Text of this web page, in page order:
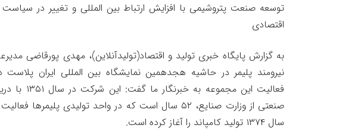
توسعه صنعت پتروشیمی با افزایش ارتباط بین المللی و تغییر در
اقتصادی
به گزارش پایگاه خبری تولید و اقتصاد(تولیدآنلاین)، مهدی پورقاضی
نیرومند پلیمر در حاشیه هجدهمین نمایشگاه بین المللی ایران
فعالیت این مجموعه به
صنعتی از وزارت صنایع، ۵۲ سال است که در واحد تولیدی پلیمرها
سال ۱۳۷۴ تولید کامپاند را آغاز کرده است.